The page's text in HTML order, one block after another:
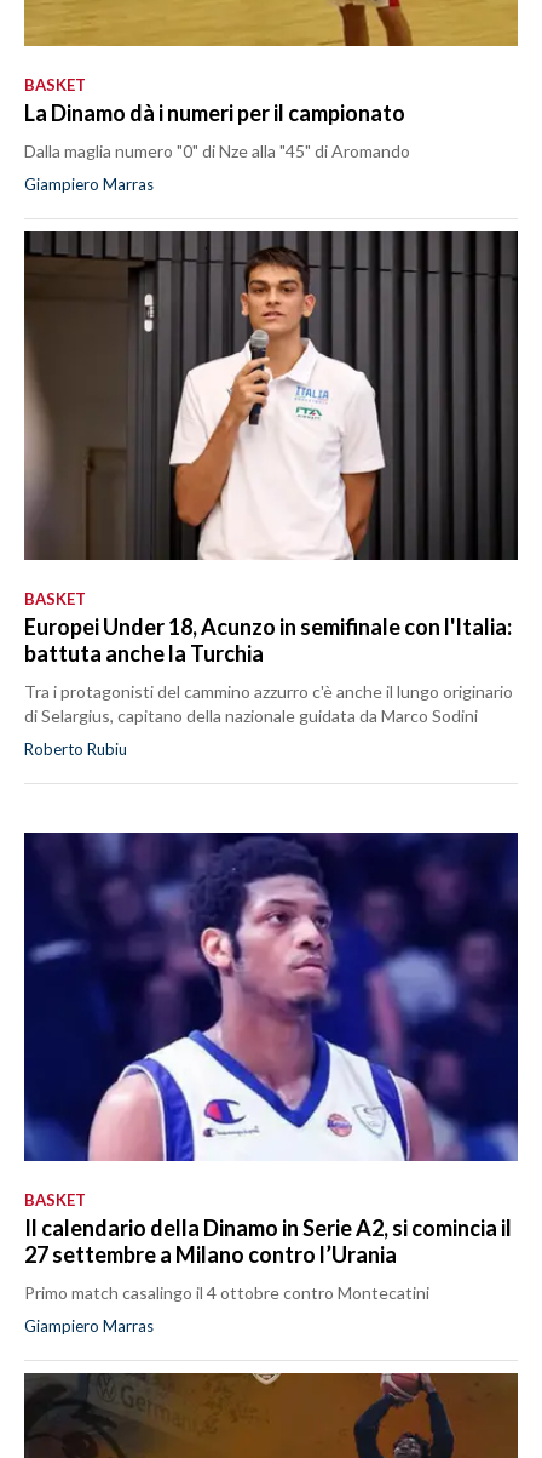
BASKET
La Dinamo dà i numeri per il campionato
Dalla maglia numero "0" di Nze alla "45" di Aromando
Giampiero Marras
BASKET
Europei Under 18, Acunzo in semifinale con l'Italia:
battuta anche la Turchia
Tra i protagonisti del cammino azzurro c'è anche il lungo originario
di Selargius, capitano della nazionale guidata da Marco Sodini
Roberto Rubiu
BASKET
Il calendario della Dinamo in Serie A2, si comincia il
27 settembre a Milano contro l’Urania
Primo match casalingo il 4 ottobre contro Montecatini
Giampiero Marras